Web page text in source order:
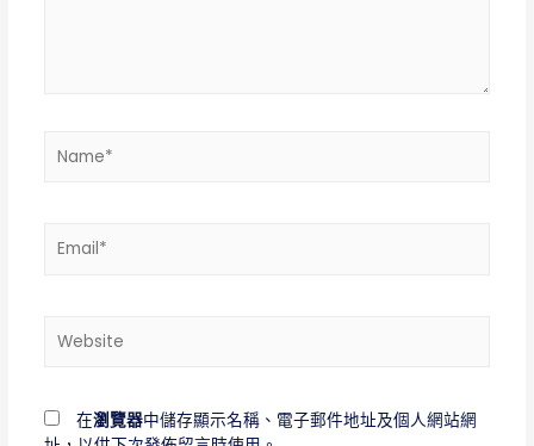
在瀏覽器中儲存顯示名稱、電子郵件地址及個人網站網